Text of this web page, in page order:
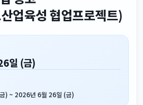
업육성 협업프로젝트)
일 (금)
) ~ 2026년 6월 26일 (금)